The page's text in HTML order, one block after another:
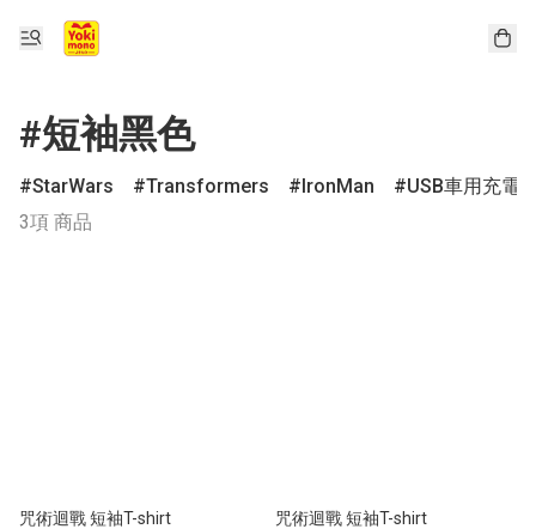
#短袖黑色
StarWars Transformers IronMan
USB車用充電
3項 商品
咒術迴戰 短袖T-shirt 咒術迴戰 短袖T-shirt